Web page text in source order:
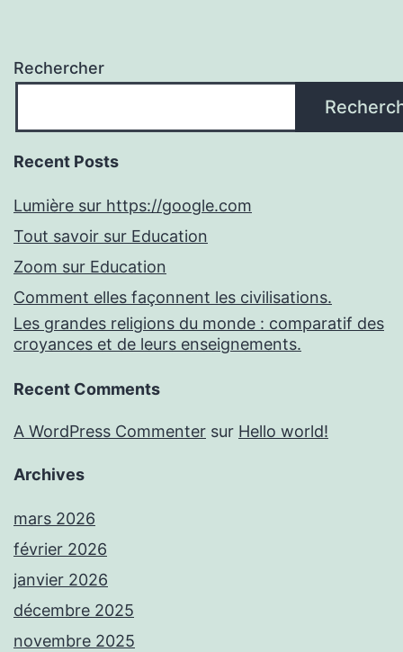
Rechercher
Recent Posts
Lumière sur https://google.com
Tout savoir sur Education
Zoom sur Education
Comment elles façonnent les civilisations.
Les grandes religions du monde : comparatif des
croyances et de leurs enseignements.
Recent Comments
A WordPress Commenter sur Hello world!
Archives
mars 2026
février 2026
janvier 2026
décembre 2025
novembre 2025